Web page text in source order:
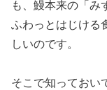
も、鰻本来の「み
ふわっとはじける
しいのです。
そこで知っておい